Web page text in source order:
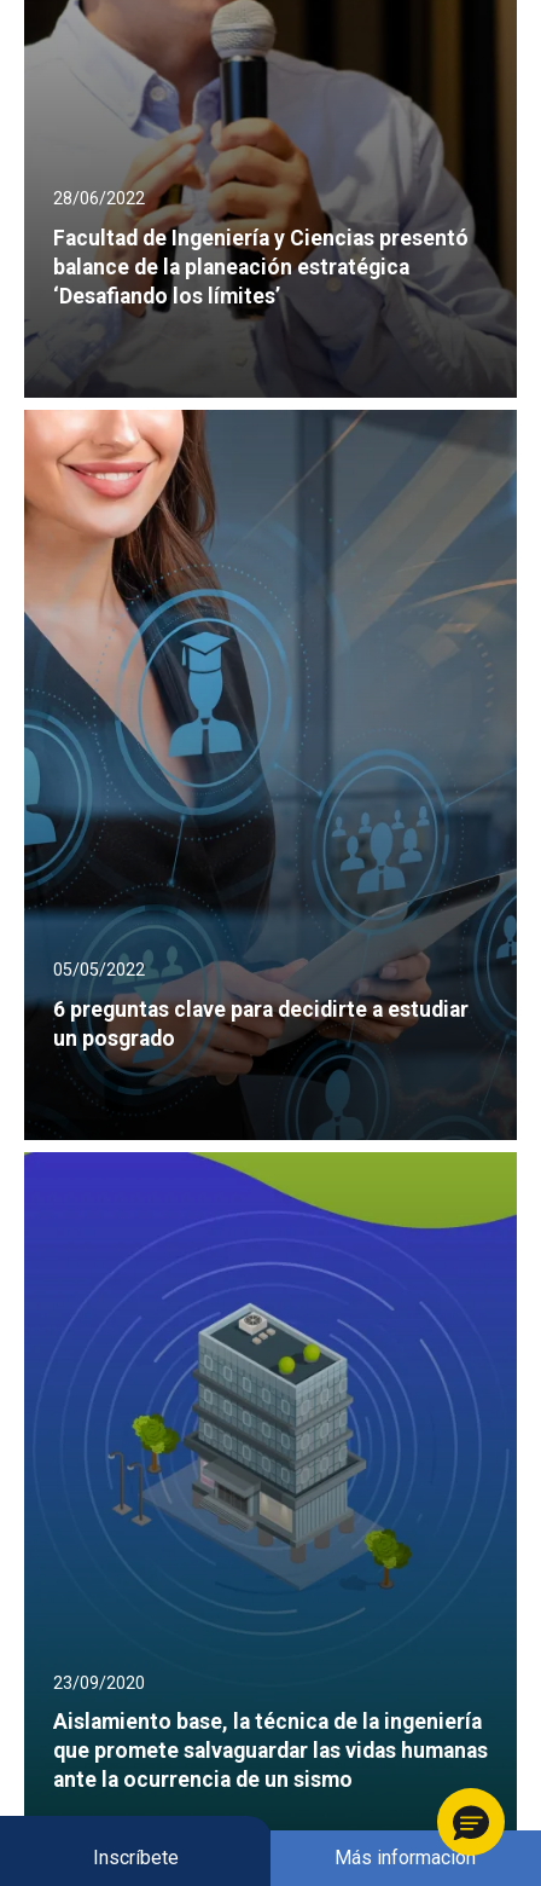
Inscríbete Más información
28/06/2022
Facultad de Ingeniería y Ciencias presentó
balance de la planeación estratégica
‘Desafiando los límites’
05/05/2022
6 preguntas clave para decidirte a estudiar
un posgrado
23/09/2020
Aislamiento base, la técnica de la ingeniería
que promete salvaguardar las vidas humanas
ante la ocurrencia de un sismo